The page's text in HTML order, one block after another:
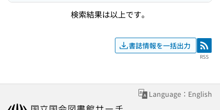
検索結果は以上です。
書誌情報を一括出力 RSS
RSS
Language：English